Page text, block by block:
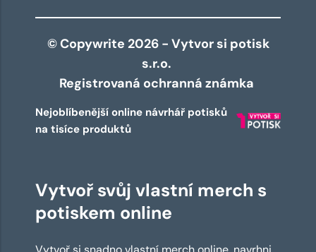
© Copywrite 2026 - Vytvor si potisk
s.r.o.
Registrovaná ochranná známka
Nejoblíbenější online návrhář potisků
na tisíce produktů
Vytvoř svůj vlastní merch s
potiskem online